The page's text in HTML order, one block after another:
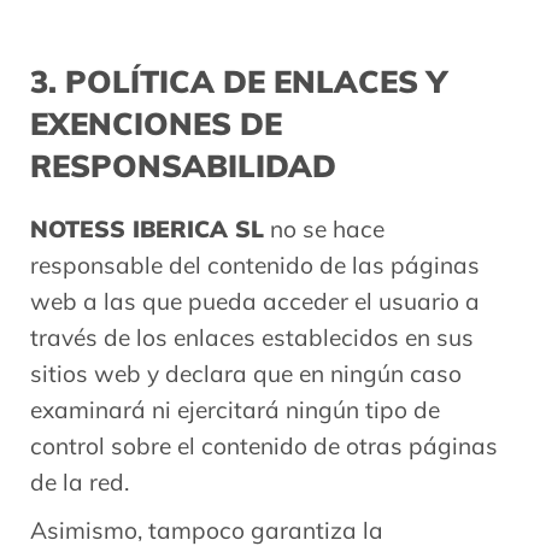
3. POLÍTICA DE ENLACES Y
EXENCIONES DE
RESPONSABILIDAD
NOTESS IBERICA SL no se hace
responsable del contenido de las páginas
web a las que pueda acceder el usuario a
través de los enlaces establecidos en sus
sitios web y declara que en ningún caso
examinará ni ejercitará ningún tipo de
control sobre el contenido de otras páginas
de la red.
Asimismo, tampoco garantiza la